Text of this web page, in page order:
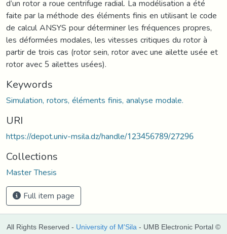
d’un rotor a roue centrifuge radial. La modélisation a été
faite par la méthode des éléments finis en utilisant le code
de calcul ANSYS pour déterminer les fréquences propres,
les déformées modales, les vitesses critiques du rotor à
partir de trois cas (rotor sein, rotor avec une ailette usée et
rotor avec 5 ailettes usées).
Keywords
Simulation, rotors, éléments finis, analyse modale.
URI
https://depot.univ-msila.dz/handle/123456789/27296
Collections
Master Thesis
Full item page
All Rights Reserved - University of M'Sila - UMB Electronic Portal ©